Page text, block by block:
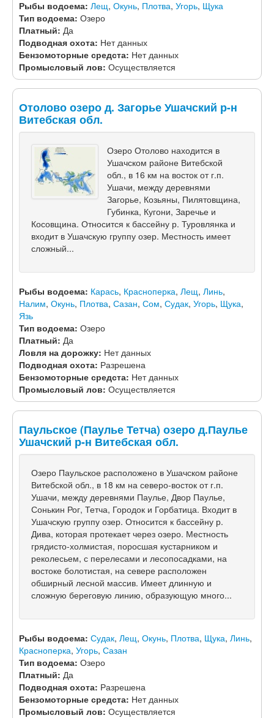
Рыбы водоема: Лещ, Окунь, Плотва, Угорь, Щука
Тип водоема: Озеро
Платный: Да
Подводная охота: Нет данных
Бензомоторные средста: Нет данных
Промысловый лов: Осуществляется
Отолово озеро д. Загорье Ушачский р-н
Витебская обл.
Озеро Отолово находится в
Ушачском районе Витебской
обл., в 16 км на восток от г.п.
Ушачи, между деревнями
Загорье, Козьяны, Пилятовщина,
Губинка, Кугони, Заречье и
Косовщина. Относится к бассейну р. Туровлянка и
входит в Ушачскую группу озер. Местность имеет
сложный...
Рыбы водоема: Карась, Красноперка, Лещ, Линь,
Налим, Окунь, Плотва, Сазан, Сом, Судак, Угорь, Щука,
Язь
Тип водоема: Озеро
Платный: Да
Ловля на дорожку: Нет данных
Подводная охота: Разрешена
Бензомоторные средста: Нет данных
Промысловый лов: Осуществляется
Паульское (Паулье Тетча) озеро д.Паулье
Ушачский р-н Витебская обл.
Озеро Паульское расположено в Ушачском районе
Витебской обл., в 18 км на северо-восток от г.п.
Ушачи, между деревнями Паулье, Двор Паулье,
Сонькин Рог, Тетча, Городок и Горбатица. Входит в
Ушачскую группу озер. Относится к бассейну р.
Дива, которая протекает через озеро. Местность
грядисто-холмистая, поросшая кустарником и
реколесьем, с перелесами и лесопосадками, на
востоке болотистая, на севере расположен
обширный лесной массив. Имеет длинную и
сложную береговую линию, образующую много...
Рыбы водоема: Судак, Лещ, Окунь, Плотва, Щука, Линь,
Красноперка, Угорь, Сазан
Тип водоема: Озеро
Платный: Да
Подводная охота: Разрешена
Бензомоторные средста: Нет данных
Промысловый лов: Осуществляется